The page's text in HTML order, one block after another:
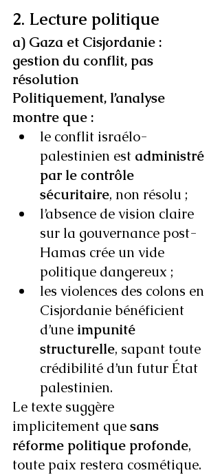
2. Lecture politique
a) Gaza et Cisjordanie :
gestion du conflit, pas
résolution
Politiquement, l’analyse
montre que :
le conflit israélo-
palestinien est administré
par le contrôle
sécuritaire, non résolu ;
l’absence de vision claire
sur la gouvernance post-
Hamas crée un vide
politique dangereux ;
les violences des colons en
Cisjordanie bénéficient
d’une impunité
structurelle, sapant toute
crédibilité d’un futur État
palestinien.
Le texte suggère
implicitement que sans
réforme politique profonde,
toute paix restera cosmétique.